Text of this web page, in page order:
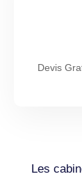
Devis
Les